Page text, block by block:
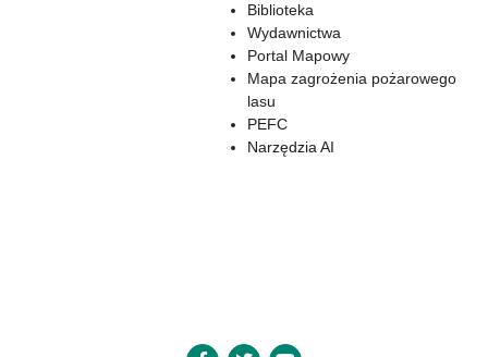
Biblioteka
Wydawnictwa
Portal Mapowy
Mapa zagrożenia pożarowego
lasu
PEFC
Narzędzia AI